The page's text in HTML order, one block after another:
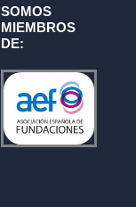
SOMOS
MIEMBROS
DE: